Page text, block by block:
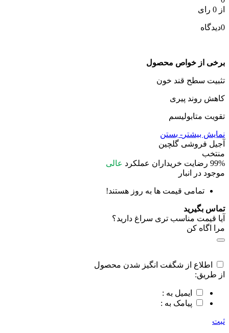
از 0 رای
0دیدگاه
برخی از خواص محصول
تثبیت سطح قند خون
کاهش روند پیری
تقویت متابولیسم
نمایش بیشتر - بستن
آجیل فروشی گلچین
منتخب
99% رضایت خریداران عملکرد عالی
موجود در انبار
تمامی قیمت ها به روز هستند!
تماس بگیرید
آیا قیمت مناسب تری سراغ دارید؟
مرا اگاه کن
اطلاع از شگفت انگیز شدن محصول
از طریق:
ایمیل به :
پیامک به :
ثبت